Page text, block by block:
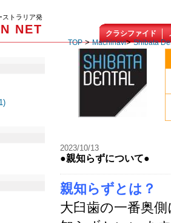
ストラリア発
NET クラシファイド
TOP> Machinavi> Shibata
2023/10/13
●親知らずについて●
親知らずとは？
大臼歯の一番奥